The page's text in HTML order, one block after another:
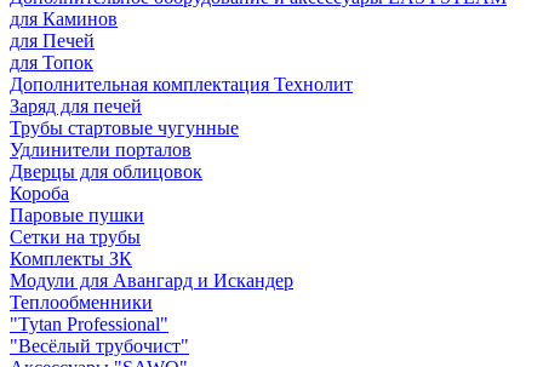
для Каминов
для Печей
для Топок
Дополнительная комплектация Технолит
Заряд для печей
Трубы стартовые чугунные
Удлинители порталов
Дверцы для облицовок
Короба
Паровые пушки
Сетки на трубы
Комплекты ЗК
Модули для Авангард и Искандер
Теплообменники
"Tytan Professional"
"Весёлый трубочист"